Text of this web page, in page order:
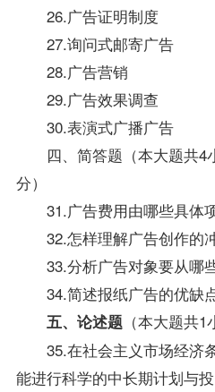
26.广告证明制度
27.询问式邮寄广告
28.广告营销
29.广告效果调查
30.表演式广播广告
四、简答题（本大题共4
分）
31.广告费用由哪些具体
32.怎样理解广告创作的
33.分析广告对象要从哪
34.简述报纸广告的优缺点
五、论述题（本大题共1
35.在社会主义市场经济
能进行科学的中长期计划与